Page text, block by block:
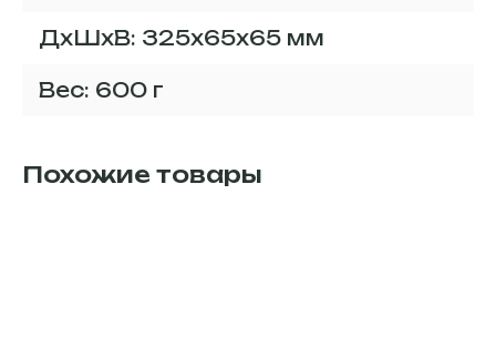
ДxШxВ: 325x65x65 мм
Вес: 600 г
Похожие товары